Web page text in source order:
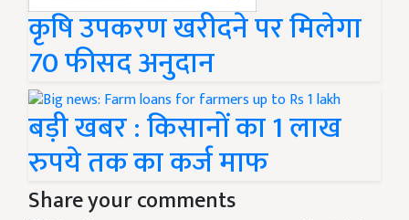
कृषि उपकरण खरीदने पर मिलेगा
70 फीसद अनुदान
बड़ी खबर : किसानों का 1 लाख
रुपये तक का कर्ज माफ
Share your comments